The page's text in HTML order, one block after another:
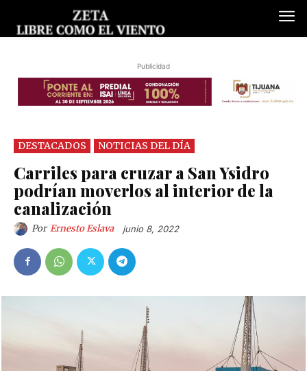
Publicidad
DESTACADOS NOTICIAS DEL DÍA
Carriles para cruzar a San Ysidro
podrían moverlos al interior de la
canalización
Por Ernesto Eslava junio 8, 2022